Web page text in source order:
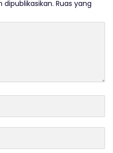
Ruas yang